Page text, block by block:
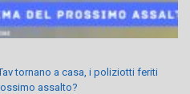
tornano a casa, i poliziotti feriti
assalto?